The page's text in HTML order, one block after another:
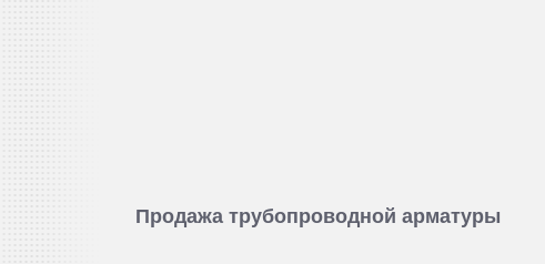
Продажа трубопроводной арматуры